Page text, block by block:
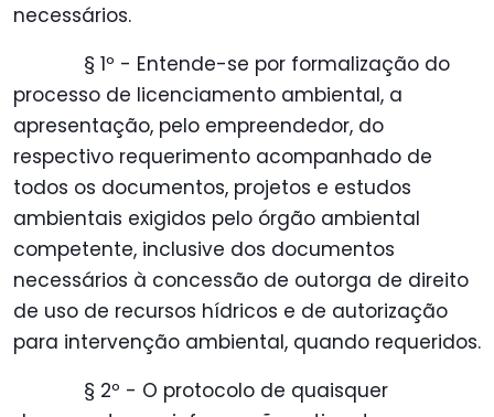
necessários.
§ 1º - Entende-se por formalização do
processo de licenciamento ambiental, a
apresentação, pelo empreendedor, do
respectivo requerimento acompanhado de
todos os documentos, projetos e estudos
ambientais exigidos pelo órgão ambiental
competente, inclusive dos documentos
necessários à concessão de outorga de direito
de uso de recursos hídricos e de autorização
para intervenção ambiental, quando requeridos.
§ 2º - O protocolo de quaisquer